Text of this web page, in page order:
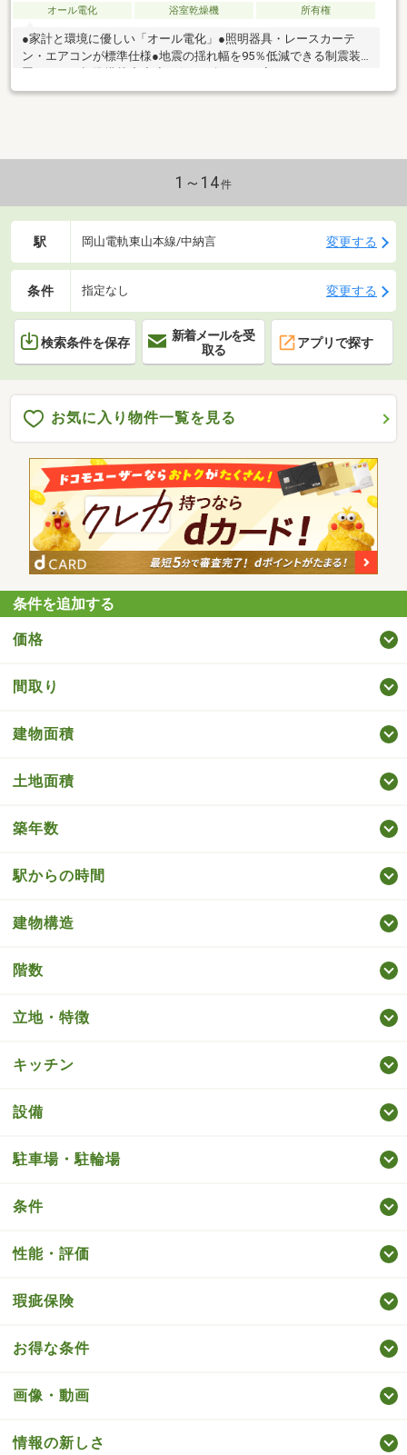
オール電化 浴室乾燥機 所有権
●家計と環境に優しい「オール電化」●照明器具・レースカーテ
ン・エアコンが標準仕様●地震の揺れ幅を95％低減できる制震装
話ししてもらえませんか？ ◆◇◆「初めての住まい探し、なに
さい。スタッフが心をこめてご対応させていただきます。県内幅
広く対応しております。ぜひお気軽にお問い合わせくださいま
1～14件
駅 岡山電軌東山本線/中納言 変更する
条件 指定なし 変更する
検索条件を保存
新着メールを受
取る
アプリで探す
お気に入り物件一覧を見る
条件を追加する
価格
間取り
建物面積
土地面積
築年数
駅からの時間
建物構造
階数
立地・特徴
キッチン
設備
駐車場・駐輪場
条件
性能・評価
瑕疵保険
お得な条件
画像・動画
情報の新しさ